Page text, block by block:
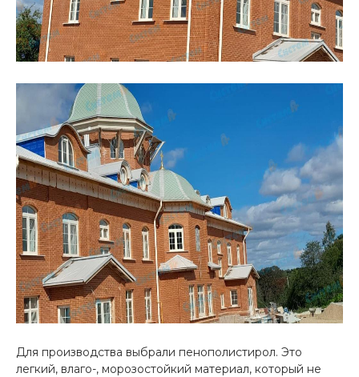
Для производства выбрали пенополистирол. Это
легкий, влаго-, морозостойкий материал, который не